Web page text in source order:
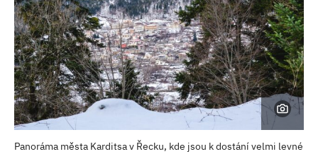
Panoráma města Karditsa v Řecku, kde jsou k dostání velmi levné